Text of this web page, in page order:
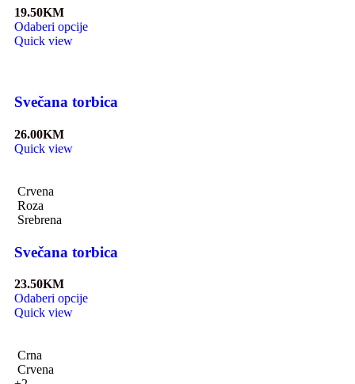
19.50KM
Odaberi opcije
Quick view
Svečana torbica
26.00KM
Quick view
Crvena
Roza
Srebrena
Svečana torbica
23.50KM
Odaberi opcije
Quick view
Crna
Crvena